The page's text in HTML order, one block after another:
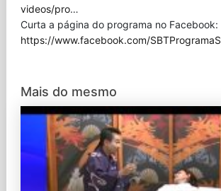
videos/pro…
Curta a página do programa no Facebook:
https://www.facebook.com/SBTProgramaS
Mais do mesmo